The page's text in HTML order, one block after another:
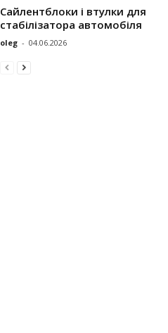
Сайлентблоки і втулки для
стабілізатора автомобіля
oleg - 04.06.2026